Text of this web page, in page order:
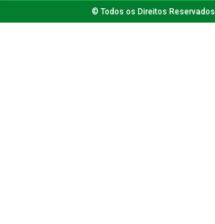
© Todos os Direitos Reservados